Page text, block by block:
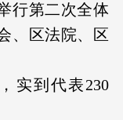
行第二次全体
、区法院、区
实到代表230